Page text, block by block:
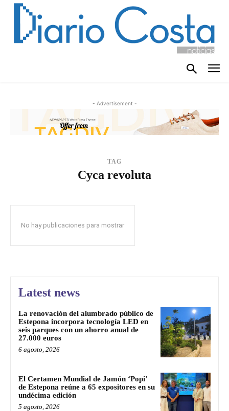
- Advertisement -
TAG
Cyca revoluta
No hay publicaciones para mostrar
Latest news
La renovación del alumbrado público de
Estepona incorpora tecnología LED en
seis parques con un ahorro anual de
27.000 euros
6 agosto, 2026
El Certamen Mundial de Jamón ‘Popi’
de Estepona reúne a 65 expositores en su
undécima edición
5 agosto, 2026